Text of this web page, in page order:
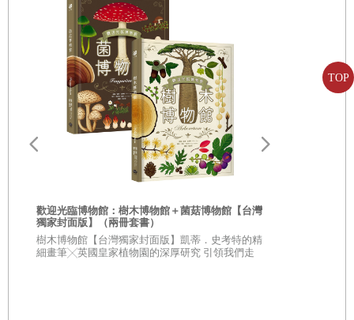
TOP
親子共讀時，每次讀到「啊！好像忘了什麼？趕快回家看看
吧！」可以用不同的語言、語氣，以及誇張的表情和聲音來
增添趣味，例如假裝驚訝、懊惱或恍然大悟，並邀請孩子參
與，孩子會被這種戲劇性吸引，甚至忍不住搶先說出下一句
五味太郎擅長透過作品引導孩子去感受、去發現、去想
像。別忘了和孩子一起觀察畫面中房子有什麼細節、路上長
了什麼植物，還有什麼動物正目睹這一切？讓孩子說一說這
的「幸運項鍊」也值得留意，那是孩子心中安定感的寄託，
問一問孩子也有自己的幸運小物嗎？透過對話，孩子的情感
歡迎光臨博物館：樹木博物館＋菌菇博物館【台灣
獨家封面版】（兩冊套書）
樹木博物館【台灣獨家封面版】凱蒂．史考特的精
細畫筆╳英國皇家植物園的深厚研究 引領我們走